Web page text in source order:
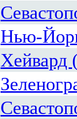
Нью-
Хейвард